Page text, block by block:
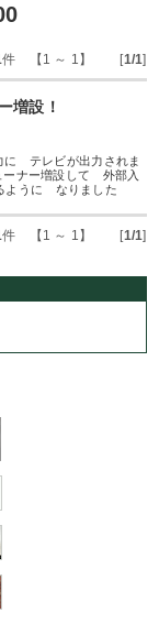
件 【1 ～ 1】 [1/1]
増設！
テレビが出力されま
ーナー増設して 外部入
ように なりました
件 【1 ～ 1】 [1/1]